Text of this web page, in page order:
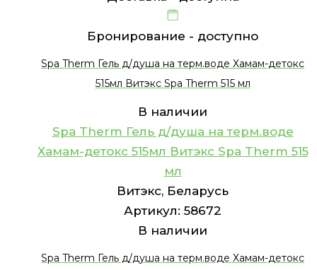
Бронирование - доступно
Spa Therm Гель д/душа на терм.воде Хамам-детокс
515мл Витэкс Spa Therm 515 мл
В наличии
Spa Therm Гель д/душа на терм.воде
Хамам-детокс 515мл Витэкс Spa Therm 515
мл
Витэкс, Беларусь
Артикул: 58672
В наличии
Spa Therm Гель д/душа на терм.воде Хамам-детокс